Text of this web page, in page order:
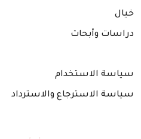
خيال
دراسات وأبحاث
سياسة الاستخدام
سياسة الاسترجاع والاسترداد